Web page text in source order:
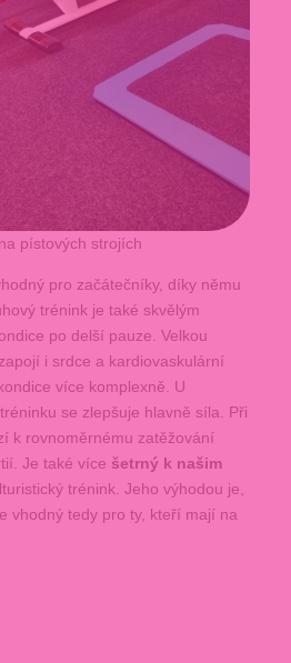
pístových strojích
pro začátečníky, díky němu
trénink je také skvělým
po delší pauze. Velkou
i srdce a kardiovaskulární
více komplexně. U
se zlepšuje hlavně síla. Při
k rovnoměrnému zatěžování
Je také více šetrný k našim
trénink. Jeho výhodou je,
vhodný tedy pro ty, kteří mají na